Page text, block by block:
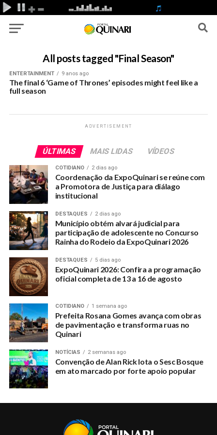
All posts tagged "Final Season"
ENTERTAINMENT 9 anos ago
The final 6 ‘Game of Thrones’ episodes might feel like a
full season
ADVERTISEMENT
ÚLTIMAS MAIS LIDAS VÍDEOS
COTIDIANO 2 dias ago
Coordenação da ExpoQuinari se reúne com
a Promotora de Justiça para diálago
institucional
DESTAQUES 2 dias ago
Município obtém alvará judicial para
participação de adolescente no Concurso
Rainha do Rodeio da ExpoQuinari 2026
DESTAQUES 5 dias ago
ExpoQuinari 2026: Confira a programação
oficial completa de 13 a 16 de agosto
COTIDIANO 1 semana ago
Prefeita Rosana Gomes avança com obras
de pavimentação e transforma ruas no
Quinari
NOTÍCIAS 2 semanas ago
Convenção de Alan Rick lota o Sesc Bosque
em ato marcado por forte apoio popular